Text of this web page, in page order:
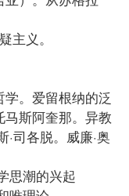
义。
。爱留根纳的泛
斯阿奎那。异教
司各脱。威廉·奥
潮的兴起